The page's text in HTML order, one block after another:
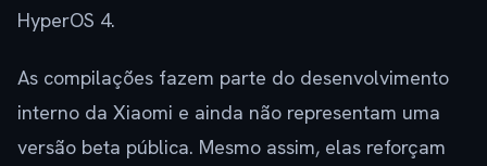
HyperOS 4.
As compilações fazem parte do desenvolvimento
interno da Xiaomi e ainda não representam uma
versão beta pública. Mesmo assim, elas reforçam